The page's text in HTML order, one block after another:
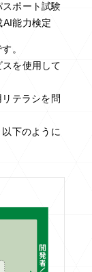
ポート試験
能力検定
。
を使用して
テラシを問
下のように